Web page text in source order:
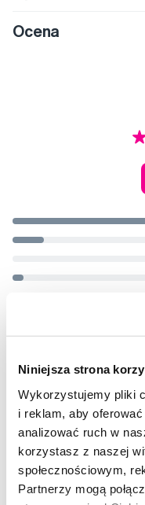
Niniejsza strona
Wykorzystujemy pliki
i reklam, aby
analizować ruch w
korzystasz z naszej
społecznościowym,
Partnerzy mogą
Ocena
Okulary przeciwsłoneczne
Okulary przeciwsłoneczne
Design Serduszka Babiators